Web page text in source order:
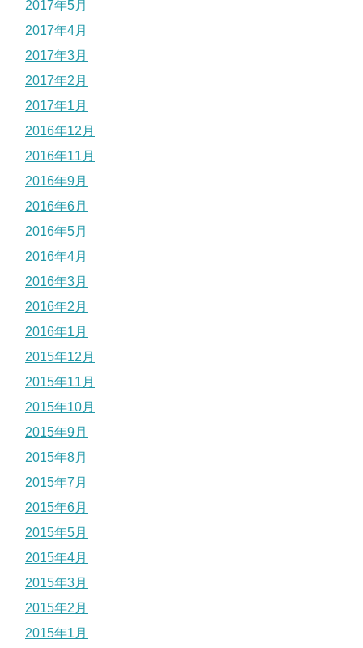
2017年5月
2017年4月
2017年3月
2017年2月
2017年1月
2016年12月
2016年11月
2016年9月
2016年6月
2016年5月
2016年4月
2016年3月
2016年2月
2016年1月
2015年12月
2015年11月
2015年10月
2015年9月
2015年8月
2015年7月
2015年6月
2015年5月
2015年4月
2015年3月
2015年2月
2015年1月